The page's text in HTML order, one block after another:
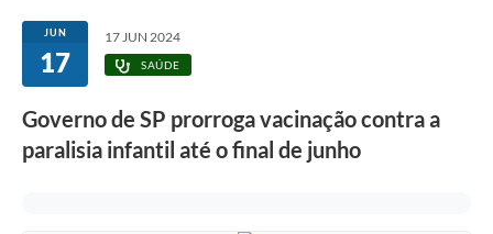
Licitações
Transparência
Concursos e Processos Seletivos
Inclusão e Acessibilidade
JUN
17
17 JUN 2024
SAÚDE
Governo de SP prorroga vacinação contra a
paralisia infantil até o final de junho